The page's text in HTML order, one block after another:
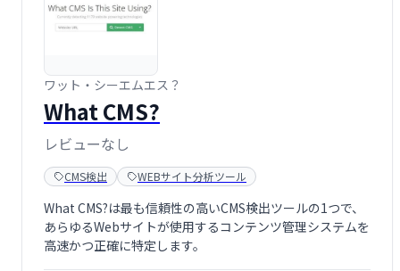
ワット・シーエムエス？
What CMS?
レビューなし
CMS検出 WEBサイト分析ツール
What CMS?は最も信頼性の高いCMS検出ツールの1つで、
あらゆるWebサイトが使用するコンテンツ管理システムを
高速かつ正確に特定します。